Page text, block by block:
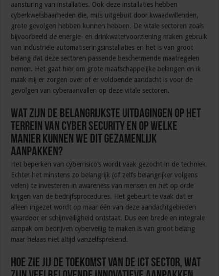
aansturing van installaties. Ook deze installaties hebben
cyberkwetsbaarheden die, mits uitgebuit door kwaadwillenden,
grote gevolgen hebben kunnen hebben. De vitale sectoren zoals
bijvoorbeeld de energie- en drinkwatervoorziening maken gebruik
van industriële automatiseringsinstallaties en het is van groot
belang dat deze sectoren passende beschermende maatregelen
nemen. Het gaat hier om grote maatschappelijke belangen en ik
maak mij er zorgen over of er voldoende aandacht is voor de
gevolgen van cyberaanvallen op deze vitale sectoren.
Wat zijn de belangrijkste uitdagingen op het
terrein van cyber security en op welke
manier kunnen we dit gezamenlijk
aanpakken?
Het beperken van cyberrisico’s wordt vaak gezocht in de techniek.
Echter het minstens zo belangrijk (of zelfs belangrijker volgens
velen) te investeren in awareness van mensen en het op orde
krijgen van de bedrijfsprocedures. Het gebeurt te vaak dat er
alleen ingezet wordt op maar één van deze aandachtgebieden
waardoor er schijnveiligheid ontstaat. Dus een brede en integrale
aanpak om bedrijven cyberveilig te maken is van groot belang
maar helaas niet altijd vanzelfsprekend.
Hoe zie jij de toekomst van de ICT sector, wat